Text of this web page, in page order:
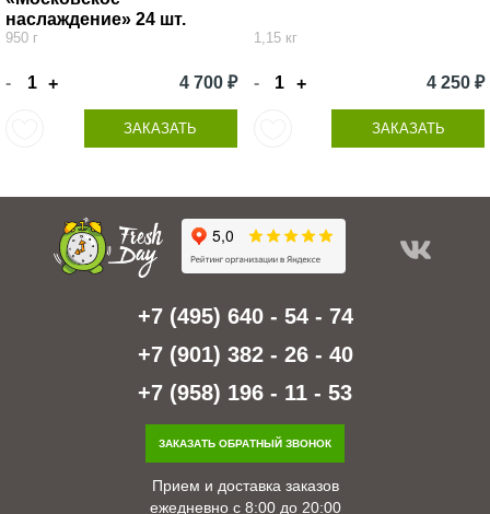
наслаждение» 24 шт.
950 г
- + 4 700 ₽
ЗАКАЗАТЬ
1,15 кг
- + 4 250 ₽
ЗАКАЗАТЬ
+7 (495) 640 - 54 - 74
+7 (901) 382 - 26 - 40
+7 (958) 196 - 11 - 53
ЗАКАЗАТЬ ОБРАТНЫЙ ЗВОНОК
Прием и доставка заказов
ежедневно с 8:00 до 20:00